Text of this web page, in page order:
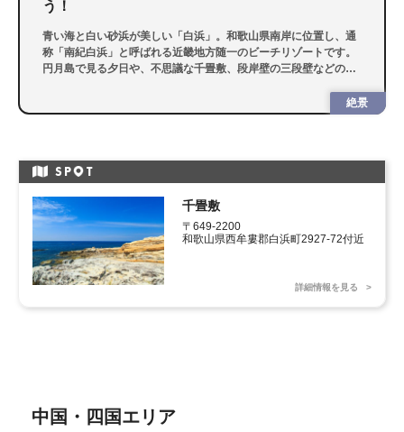
う！
青い海と白い砂浜が美しい「白浜」。和歌山県南岸に位置し、通
称「南紀白浜」と呼ばれる近畿地方随一のビーチリゾートです。
円月島で見る夕日や、不思議な千畳敷、段岸壁の三段壁などの美
絶景
SP T
千畳敷
〒649-2200
詳細情報を見る
中国・四国エリア